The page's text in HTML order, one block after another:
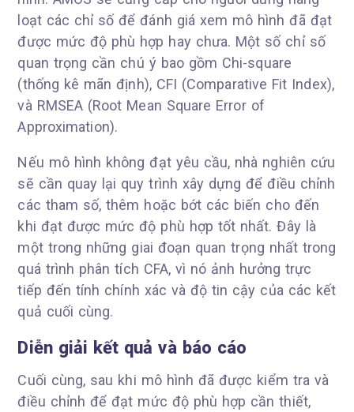
loạt các chỉ số để đánh giá xem mô hình đã đạt
được mức độ phù hợp hay chưa. Một số chỉ số
quan trọng cần chú ý bao gồm Chi-square
(thống kê mãn định), CFI (Comparative Fit Index),
và RMSEA (Root Mean Square Error of
Approximation).
Nếu mô hình không đạt yêu cầu, nhà nghiên cứu
sẽ cần quay lại quy trình xây dựng để điều chỉnh
các tham số, thêm hoặc bớt các biến cho đến
khi đạt được mức độ phù hợp tốt nhất. Đây là
một trong những giai đoạn quan trọng nhất trong
quá trình phân tích CFA, vì nó ảnh hưởng trực
tiếp đến tính chính xác và độ tin cậy của các kết
quả cuối cùng.
Diễn giải kết quả và báo cáo
Cuối cùng, sau khi mô hình đã được kiểm tra và
điều chỉnh để đạt mức độ phù hợp cần thiết,